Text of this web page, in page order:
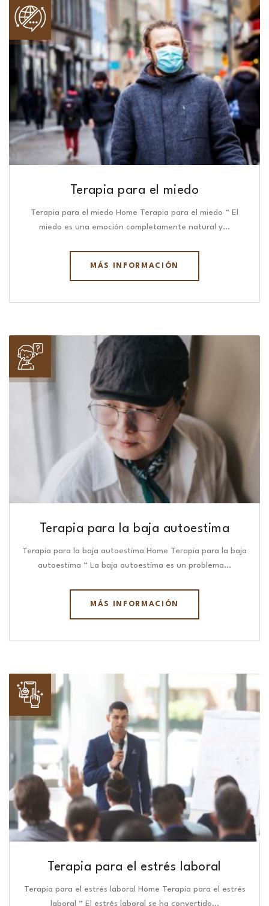
Terapia para el miedo
Terapia para el miedo Home Terapia para el miedo “ El
miedo es una emoción completamente natural y…
MÁS INFORMACIÓN
Terapia para la baja autoestima
Terapia para la baja autoestima Home Terapia para la baja
autoestima “ La baja autoestima es un problema…
MÁS INFORMACIÓN
Terapia para el estrés laboral
Terapia para el estrés laboral Home Terapia para el estrés
laboral “ El estrés laboral se ha convertido…